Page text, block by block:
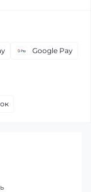
Google Pay